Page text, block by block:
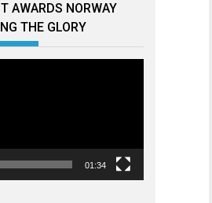
AWARDS NORWAY
THE GLORY
01:34